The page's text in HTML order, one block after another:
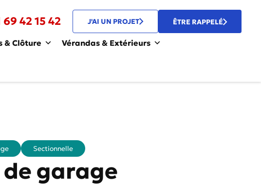
69 42 15 42 J'AI UN PROJET ÊTRE RAPPELÉ
& Clôture
Vérandas & Extérieurs
Sectionnelle
garage